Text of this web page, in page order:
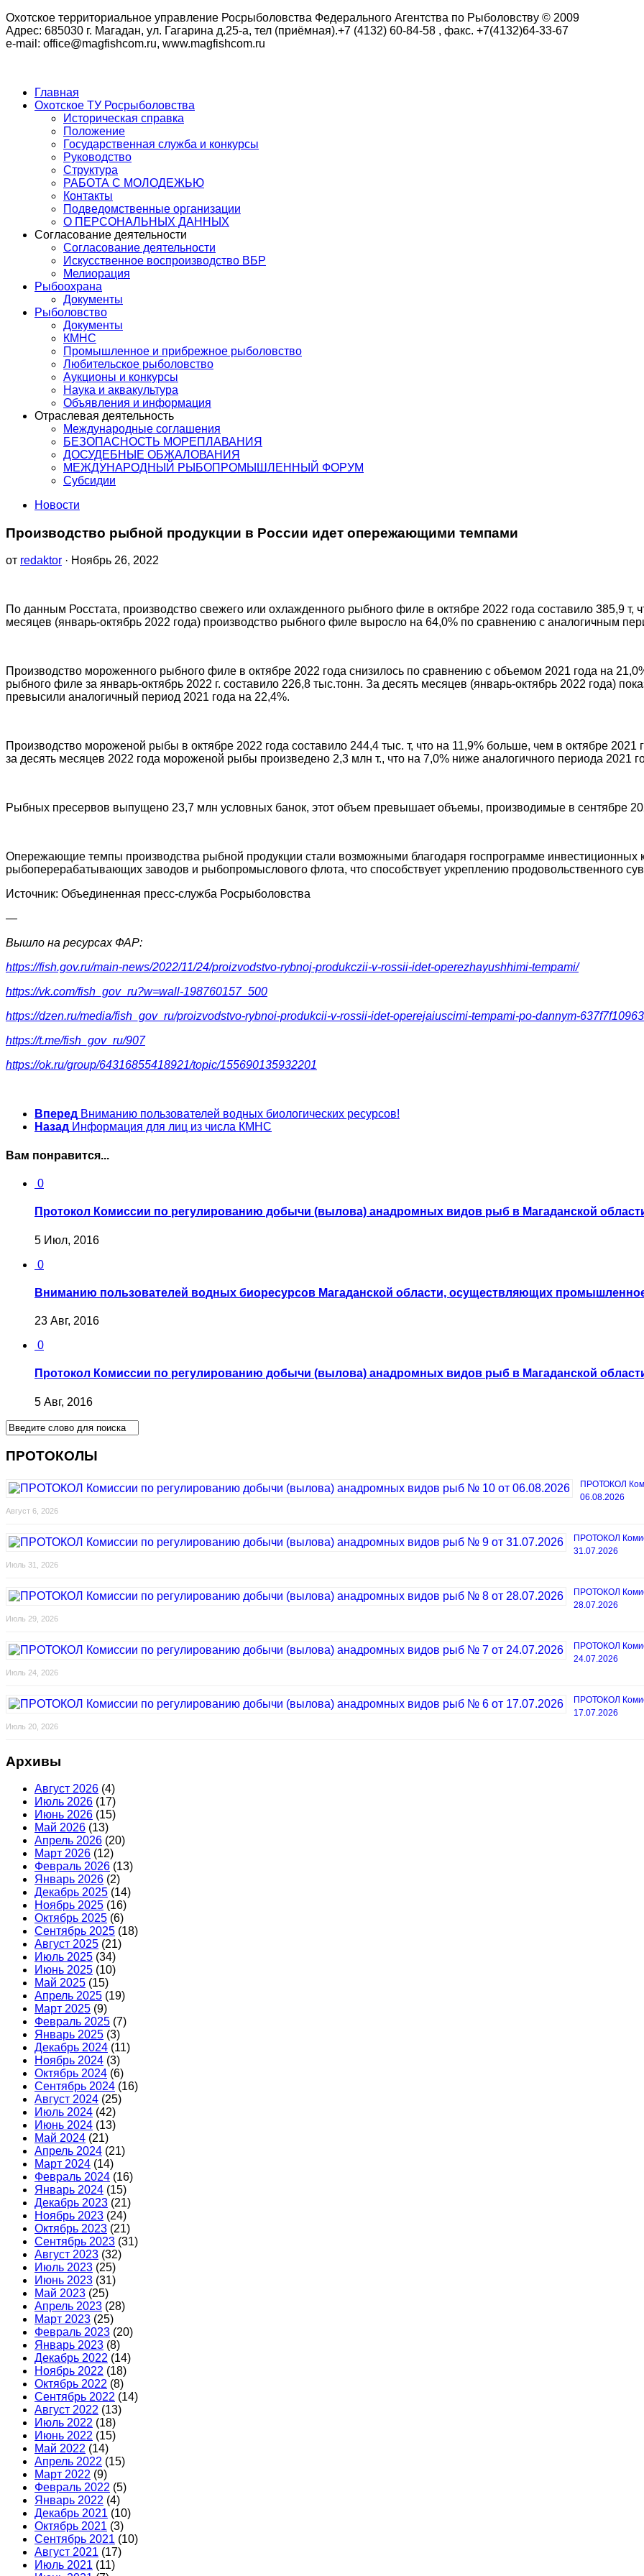
Охотское территориальное управление Росрыболовства Федерального Агентства по Рыболовству © 2009
Адрес: 685030 г. Магадан, ул. Гагарина д.25-а, тел (приёмная).+7 (4132) 60-84-58 , факс. +7(4132)64-33-67
e-mail: office@magfishcom.ru, www.magfishcom.ru
Главная
Охотское ТУ Росрыболовства
Историческая справка
Положение
Государственная служба и конкурсы
Руководство
Структура
РАБОТА С МОЛОДЕЖЬЮ
Контакты
Подведомственные организации
О ПЕРСОНАЛЬНЫХ ДАННЫХ
Согласование деятельности
Согласование деятельности
Искусственное воспроизводство ВБР
Мелиорация
Рыбоохрана
Документы
Рыболовство
Документы
КМНС
Промышленное и прибрежное рыболовство
Любительское рыболовство
Аукционы и конкурсы
Наука и аквакультура
Объявления и информация
Отраслевая деятельность
Международные соглашения
БЕЗОПАСНОСТЬ МОРЕПЛАВАНИЯ
ДОСУДЕБНЫЕ ОБЖАЛОВАНИЯ
МЕЖДУНАРОДНЫЙ РЫБОПРОМЫШЛЕННЫЙ ФОРУМ
Субсидии
Новости
Производство рыбной продукции в России идет опережающими темпами
от redaktor · Ноябрь 26, 2022
По данным Росстата, производство свежего или охлажденного рыбного филе в октябре 2022 года составило 385,9 т,
месяцев (январь-октябрь 2022 года) производство рыбного филе выросло на 64,0% по сравнению с аналогичным
Производство мороженного рыбного филе в октябре 2022 года снизилось по сравнению с объемом 2021 года на
рыбного филе за январь-октябрь 2022 г. составило 226,8 тыс.тонн. За десять месяцев (январь-октябрь 2022 года)
превысили аналогичный период 2021 года на 22,4%.
Производство мороженой рыбы в октябре 2022 года составило 244,4 тыс. т, что на 11,9% больше, чем в октябре
за десять месяцев 2022 года мороженой рыбы произведено 2,3 млн т., что на 7,0% ниже аналогичного периода 2021
Рыбных пресервов выпущено 23,7 млн условных банок, этот объем превышает объемы, производимые в сентябре
Опережающие темпы производства рыбной продукции стали возможными благодаря госпрограмме инвестиционных
рыбоперерабатывающих заводов и рыбопромыслового флота, что способствует укреплению продовольственного
Источник: Объединенная пресс-служба Росрыболовства
—
Вышло на ресурсах ФАР:
https://fish.gov.ru/main-news/2022/11/24/proizvodstvo-rybnoj-produkczii-v-rossii-idet-operezhayushhimi-tempami/
https://vk.com/fish_gov_ru?w=wall-198760157_500
https://dzen.ru/media/fish_gov_ru/proizvodstvo-rybnoi-produkcii-v-rossii-idet-operejaiuscimi-tempami-po-dannym-
https://t.me/fish_gov_ru/907
https://ok.ru/group/64316855418921/topic/155690135932201
Вперед Вниманию пользователей водных биологических ресурсов!
Назад Информация для лиц из числа КМНС
Вам понравится...
0
Протокол Комиссии по регулированию добычи (вылова) анадромных видов рыб в Магаданской
5 Июл, 2016
0
Вниманию пользователей водных биоресурсов Магаданской области, осуществляющих
23 Авг, 2016
0
Протокол Комиссии по регулированию добычи (вылова) анадромных видов рыб в Магаданской
5 Авг, 2016
ПРОТОКОЛЫ
ПРОТОКОЛ
06.08.2026
Август 6, 2026
ПРОТОКОЛ
31.07.2026
Июль 31, 2026
ПРОТОКОЛ
28.07.2026
Июль 29, 2026
ПРОТОКОЛ
24.07.2026
Июль 24, 2026
ПРОТОКОЛ
17.07.2026
Июль 20, 2026
Архивы
Август 2026 (4)
Июль 2026 (17)
Июнь 2026 (15)
Май 2026 (13)
Апрель 2026 (20)
Март 2026 (12)
Февраль 2026 (13)
Январь 2026 (2)
Декабрь 2025 (14)
Ноябрь 2025 (16)
Октябрь 2025 (6)
Сентябрь 2025 (18)
Август 2025 (21)
Июль 2025 (34)
Июнь 2025 (10)
Май 2025 (15)
Апрель 2025 (19)
Март 2025 (9)
Февраль 2025 (7)
Январь 2025 (3)
Декабрь 2024 (11)
Ноябрь 2024 (3)
Октябрь 2024 (6)
Сентябрь 2024 (16)
Август 2024 (25)
Июль 2024 (42)
Июнь 2024 (13)
Май 2024 (21)
Апрель 2024 (21)
Март 2024 (14)
Февраль 2024 (16)
Январь 2024 (15)
Декабрь 2023 (21)
Ноябрь 2023 (24)
Октябрь 2023 (21)
Сентябрь 2023 (31)
Август 2023 (32)
Июль 2023 (25)
Июнь 2023 (31)
Май 2023 (25)
Апрель 2023 (28)
Март 2023 (25)
Февраль 2023 (20)
Январь 2023 (8)
Декабрь 2022 (14)
Ноябрь 2022 (18)
Октябрь 2022 (8)
Сентябрь 2022 (14)
Август 2022 (13)
Июль 2022 (18)
Июнь 2022 (15)
Май 2022 (14)
Апрель 2022 (15)
Март 2022 (9)
Февраль 2022 (5)
Январь 2022 (4)
Декабрь 2021 (10)
Октябрь 2021 (3)
Сентябрь 2021 (10)
Август 2021 (17)
Июль 2021 (11)